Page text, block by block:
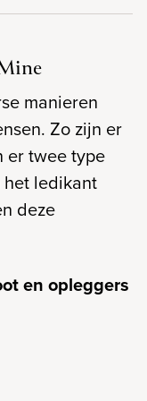
manieren
Zo zijn er
er twee type
ledikant
deze
en opleggers